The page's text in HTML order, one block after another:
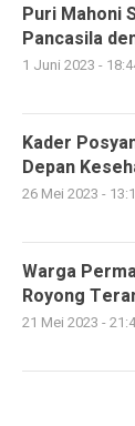
Puri Mahoni
Pancasila
1 Juni 2023 -
Kader
Depan
26 Mei 2023 -
Warga
Royong
21 Mei 2023 -